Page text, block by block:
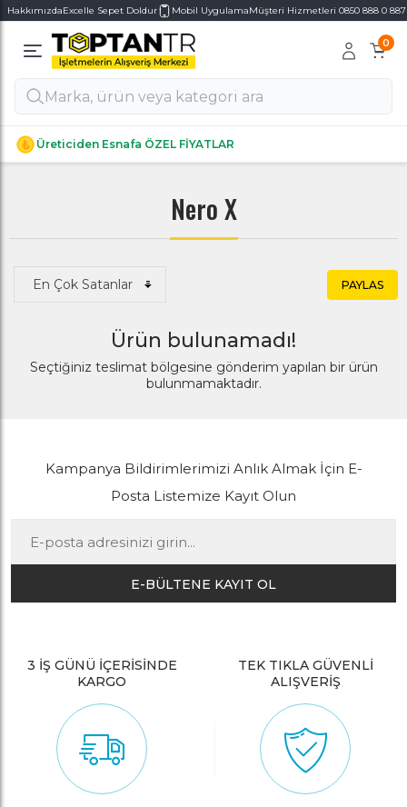
HakkımızdaExcelle Sepet Doldur Mobil UygulamaMüşteri Hizmetleri 0850 888 0 887
0
Üreticiden Esnafa ÖZEL FİYATLAR
Alt Kategoriler
Alt Kategoriler
Nero X
PAYLAS
Ürün bulunamadı!
Seçtiğiniz teslimat bölgesine gönderim yapılan bir ürün
bulunmamaktadır.
Kampanya Bildirimlerimizi Anlık Almak İçin E-
Posta Listemize Kayıt Olun
E-BÜLTENE KAYIT OL
3 İŞ GÜNÜ İÇERİSİNDE
KARGO
TEK TIKLA GÜVENLİ
ALIŞVERİŞ